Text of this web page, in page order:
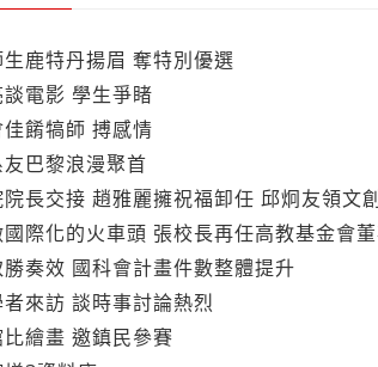
鹿特丹揚眉 奪特別優選
電影 學生爭睹
餚犒師 搏感情
巴黎浪漫聚首
長交接 趙雅麗擁祝福卸任 邱炯友領文
際化的火車頭 張校長再任高教基金會
奏效 國科會計畫件數整體提升
來訪 談時事討論熱烈
繪畫 邀鎮民參賽